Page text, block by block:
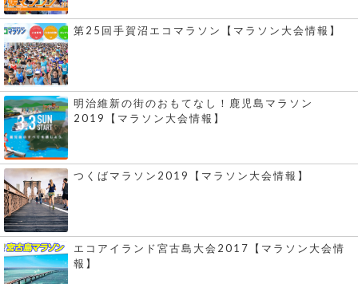
第25回手賀沼エコマラソン【マラソン大会情報】
明治維新の街のおもてなし！鹿児島マラソン
2019【マラソン大会情報】
つくばマラソン2019【マラソン大会情報】
エコアイランド宮古島大会2017【マラソン大会情
報】